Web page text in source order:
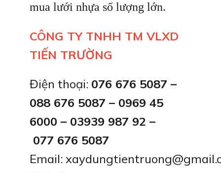
mua lưới nhựa số lượng lớn.
CÔNG TY TNHH TM VLXD
TIẾN TRƯỜNG
Điện thoại: 076 676 5087 –
088 676 5087 – 0969 45
6000 – 03939 987 92 –
077 676 5087
Email: